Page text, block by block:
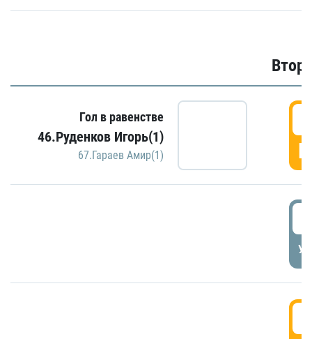
Гол в равенстве
46.Руденков Игорь(1)
67.Гараев Амир(1)